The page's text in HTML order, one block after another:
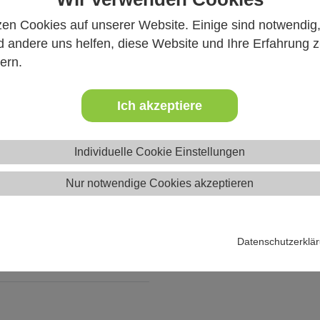
Cookies auf unserer Website. Einige sind notwendig,
andere uns helfen, diese Website und Ihre Erfahrung
Ich akzeptiere
Individuelle Cookie Einstellungen
Nur notwendige Cookies akzeptieren
- 03.07.2026
Kinder- und Jugendfreizeit